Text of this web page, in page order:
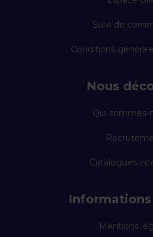
Suivi de
Conditions
Nous
Qui sommes-
Catalogues
Mentions